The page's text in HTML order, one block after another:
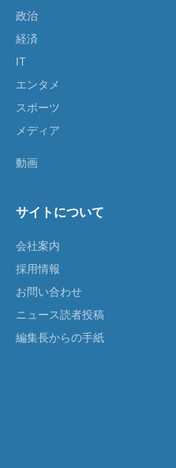
政治
経済
IT
エンタメ
スポーツ
メディア
動画
サイトについて
会社案内
採用情報
お問い合わせ
ニュース読者投稿
編集長からの手紙